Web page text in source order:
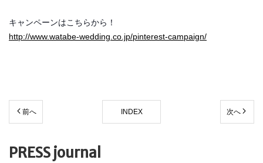
キャンペーンはこちらから！
http://www.watabe-wedding.co.jp/pinterest-campaign/
前へ 次へ
INDEX
PRESS journal